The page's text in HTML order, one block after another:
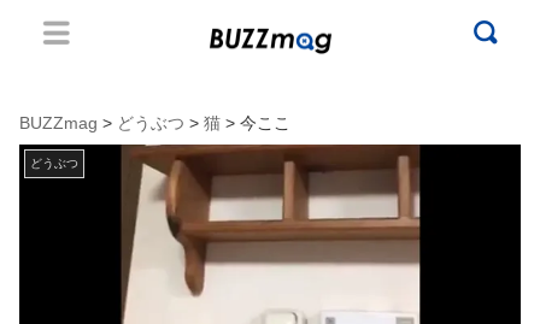
BUZZmag > どうぶつ > 猫 > 今ここ
どうぶつ